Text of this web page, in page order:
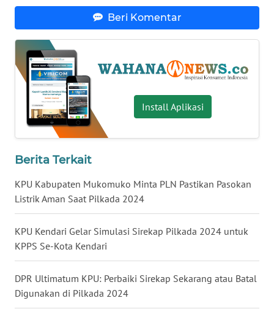
Beri Komentar
Install Aplikasi
Berita Terkait
KPU Kabupaten Mukomuko Minta PLN Pastikan Pasokan
Listrik Aman Saat Pilkada 2024
KPU Kendari Gelar Simulasi Sirekap Pilkada 2024 untuk
KPPS Se-Kota Kendari
DPR Ultimatum KPU: Perbaiki Sirekap Sekarang atau Batal
Digunakan di Pilkada 2024
WN
WN
BABEL
WN
SUMBAR
SUMSEL
WN
BENGKULU
WN
LAMPUNG
WN
JATENG